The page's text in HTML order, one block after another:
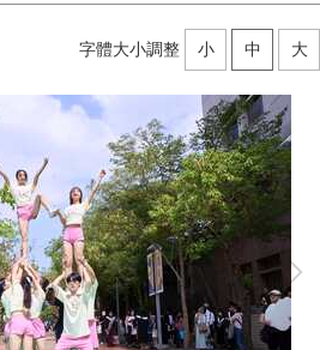
字體大小調整 小 中 大